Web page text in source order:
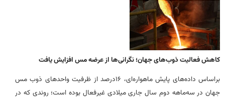
کاهش فعالیت ذوب‌های جهان؛ نگرانی‌ها از عرضه مس افزایش یافت
براساس داده‌های پایش ماهواره‌ای، ۱۶درصد از ظرفیت واحدهای ذوب مس
جهان در سه‌ماهه دوم سال جاری میلادی غیرفعال بوده است؛ روندی که در